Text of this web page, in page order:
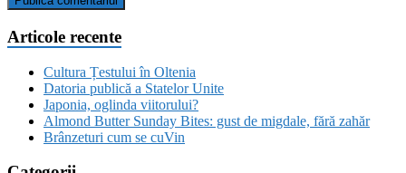
Articole recente
Cultura Țestului în Oltenia
Datoria publică a Statelor Unite
Japonia, oglinda viitorului?
Almond Butter Sunday Bites: gust de migdale, fără zahăr
Brânzeturi cum se cuVin